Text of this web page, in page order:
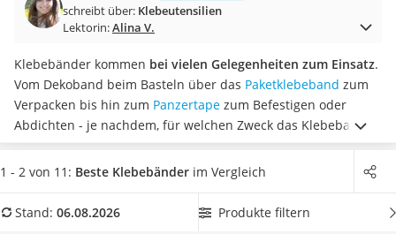
Außenleuchte mit Kamera
Akku-Tischlampe
Konferenzmikrofon
Klappmatratze
Duschkopf mit Kalkfilter
Aktenvernichter Sicherheitsstufe 4
Bettgitter
Topper 100 x 200
schreibt über: Klebeutensilien
Lektorin:Alina V.
Klebebänder kommen bei vielen Gelegenheiten zum Einsatz.
Vom Dekoband beim Basteln über das Paketklebeband zum
Verpacken bis hin zum Panzertape zum Befestigen oder
Abdichten - je nachdem, für welchen Zweck das Klebeband
gedacht ist,bringt es ganz unterschiedliche Eigenschaften
mit.Viele Produkte werdenvor dem Verkauf speziellen Tests
Wählen Sie jetzt ein witterungsbeständiges Klebeband aus
1 - 2 von 11: Beste Klebebänder im Vergleich
Stand: 06.08.2026 Produkte filtern